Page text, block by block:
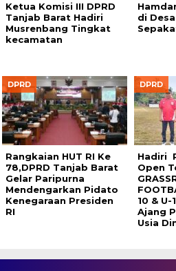
Ketua Komisi III DPRD
Tanjab Barat Hadiri
Musrenbang Tingkat
kecamatan
di
DPRD
Rangkaian HUT RI Ke
78,DPRD Tanjab Barat
Gelar Paripurna
Mendengarkan Pidato
Kenegaraan Presiden
RI
DPRD
Hadiri
Open
10 & U-
Ajang
Usia